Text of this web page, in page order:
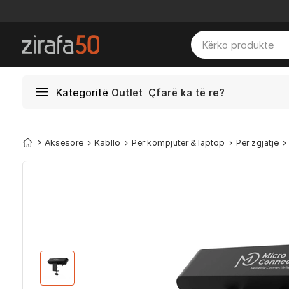
Kategoritë Outlet Çfarë ka të re?
Aksesorë Kabllo Për kompjuter & laptop Për zgjatje